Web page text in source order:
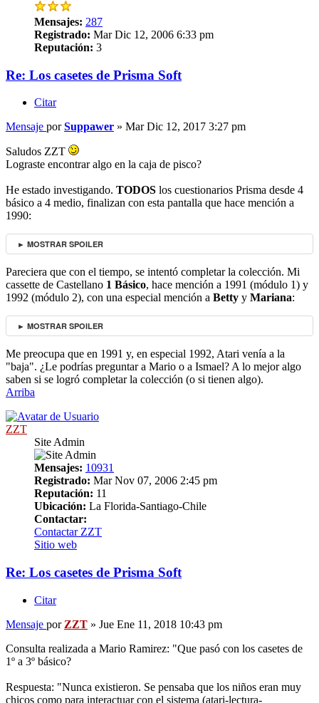
Mensajes: 287
Registrado: Mar Dic 12, 2006 6:33 pm
Reputación: 3
Re: Los casetes de Prisma Soft
Citar
Mensaje porSuppawer » Mar Dic 12, 2017 3:27 pm
Saludos ZZT
Lograste encontrar algo en la caja de pisco?
He estado investigando. TODOS los cuestionarios Prisma desde 4
básico a 4 medio, finalizan con esta pantalla que hace mención a
1990:
► MOSTRAR SPOILER
Pareciera que con el tiempo, se intentó completar la colección. Mi
cassette de Castellano 1 Básico, hace mención a 1991 (módulo 1) y
1992 (módulo 2), con una especial mención a Betty y Mariana:
► MOSTRAR SPOILER
Me preocupa que en 1991 y, en especial 1992, Atari venía a la
"baja". ¿Le podrías preguntar a Mario o a Ismael? A lo mejor algo
saben si se logró completar la colección (o si tienen algo).
Arriba
ZZT
Site Admin
Mensajes: 10931
Registrado: Mar Nov 07, 2006 2:45 pm
Reputación: 11
Ubicación: La Florida-Santiago-Chile
Contactar:
Contactar ZZT
Sitio web
Re: Los casetes de Prisma Soft
Citar
Mensaje por ZZT » Jue Ene 11, 2018 10:43 pm
Consulta realizada a Mario Ramirez: "Que pasó con los casetes de
1º a 3º básico?
Respuesta: "Nunca existieron. Se pensaba que los niños eran muy
chicos como para interactuar con el sistema (atari-lectura-